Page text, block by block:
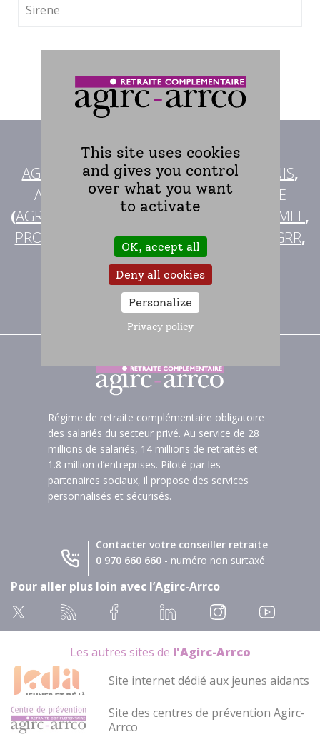
Sirene
Avec l'AGIRC-ARRCO,
AG2R LA MONDIALE,MALAKOFF HUMANIS,
ALLIANCE PROFESSIONNELLE RETRAITE
(AGRICA AUDIENS, B2V,IRP AUTO LOURMEL,
PRO BTP
KLESIA,IRCEM,APICIL CGRR,
IRCOM,BTPR,
agissent pour votre retraite
complémentaire
Régime de retraite complémentaire obligatoire
des salariés du secteur privé. Au service de 28
millions de salariés, 14 millions de retraités et
1.8 million d’entreprises. Piloté par les
partenaires sociaux, il propose des services
personnalisés et sécurisés.
Contacter votre conseiller retraite
0 970 660 660- numéro non surtaxé
Pour aller plus loin avec l’Agirc-Arrco
Les autres sites de l'Agirc-Arrco
Site internet dédié aux jeunes aidants
Site des centres de prévention Agirc-
Arrco
This site uses cookies
and gives you control
over what you want
to activate
OK, accept all
Deny all cookies
Personalize
Privacy policy